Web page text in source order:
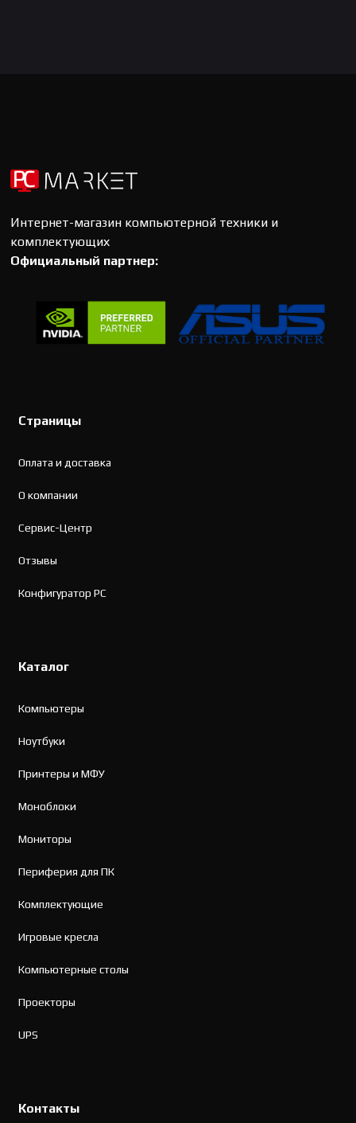
Интернет-магазин компьютерной техники и
комплектующих
Официальный партнер:
Страницы
Оплата и доставка
О компании
Сервис-Центр
Отзывы
Конфигуратор PC
Каталог
Компьютеры
Ноутбуки
Принтеры и МФУ
Моноблоки
Мониторы
Периферия для ПК
Комплектующие
Игровые кресла
Компьютерные столы
Проекторы
UPS
Контакты